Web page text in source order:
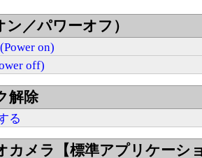
／パワーオフ）
on)
off)
解除
る
カメラ【標準アプリケーシ